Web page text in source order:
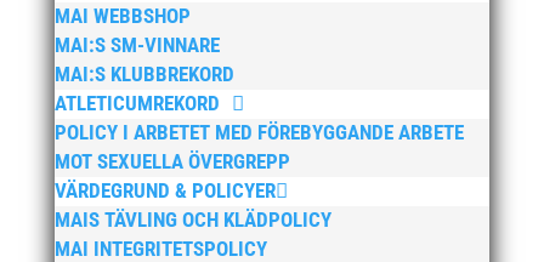
MAI WEBBSHOP
MAI:S SM-VINNARE
MAI:S KLUBBREKORD
ATLETICUMREKORD
POLICY I ARBETET MED FÖREBYGGANDE ARBETE
MOT SEXUELLA ÖVERGREPP
VÄRDEGRUND & POLICYER
MAIS TÄVLING OCH KLÄDPOLICY
MAI INTEGRITETSPOLICY
mars 2017
februari 2017
januari 2017
december 2016
november 2016
oktober 2016
september 2016